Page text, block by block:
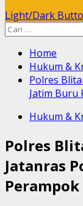
Light/Dark
Cari
Home
Hukum &
Polres
Jatim Buru
Hukum &
Polres
Jatanras